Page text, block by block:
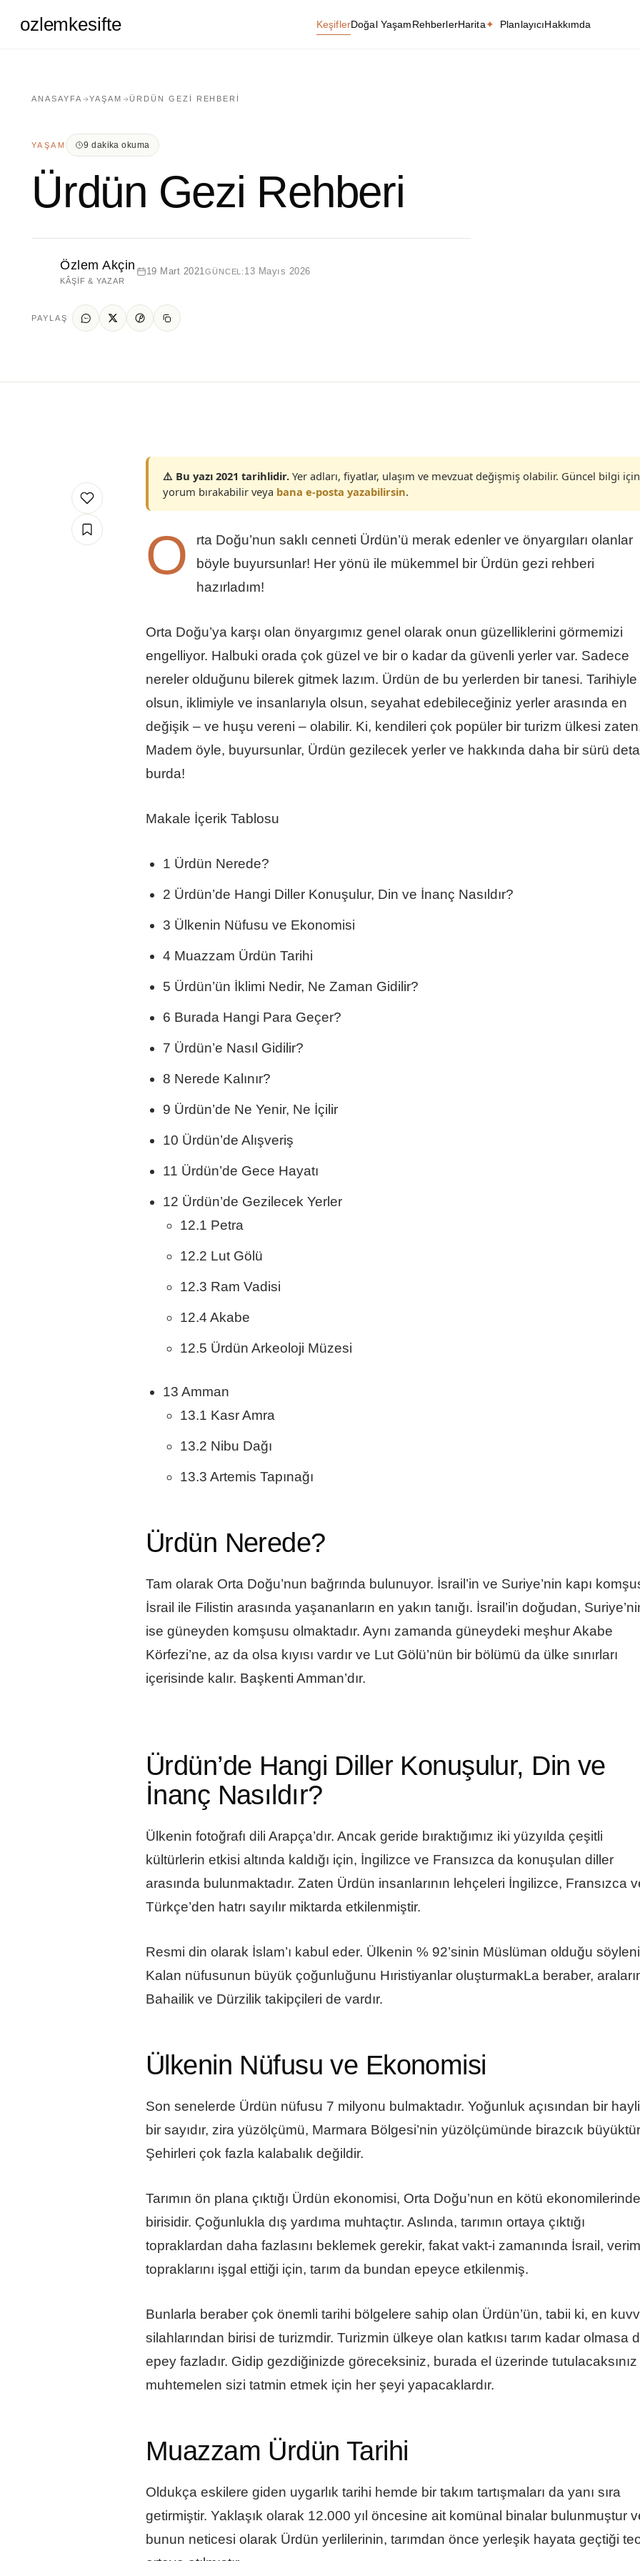
ozlemkesifte KeşiflerDoğal YaşamRehberlerHarita✦ PlanlayıcıHakkımda
ANASAYFA YAŞAM ÜRDÜN GEZI REHBERI
YAŞAM 9 dakika okuma
Ürdün Gezi Rehberi
Özlem Akçin
KÂŞIF & YAZAR
19 Mart 2021GÜNCEL: 13 Mayıs 2026
PAYLAŞ
⚠️ Bu yazı 2021 tarihlidir. Yer adları, fiyatlar, ulaşım ve mevzuat değişmiş olabilir. Güncel bilgi için
yorum bırakabilir veya bana e-posta yazabilirsin.
O
rta Doğu’nun saklı cenneti Ürdün’ü merak edenler ve önyargıları olanlar
böyle buyursunlar! Her yönü ile mükemmel bir Ürdün gezi rehberi
hazırladım!
Orta Doğu’ya karşı olan önyargımız genel olarak onun güzelliklerini görmemizi
engelliyor. Halbuki orada çok güzel ve bir o kadar da güvenli yerler var. Sadece
nereler olduğunu bilerek gitmek lazım. Ürdün de bu yerlerden bir tanesi. Tarihiyle
olsun, iklimiyle ve insanlarıyla olsun, seyahat edebileceğiniz yerler arasında en
değişik – ve huşu vereni – olabilir. Ki, kendileri çok popüler bir turizm ülkesi
Madem öyle, buyursunlar, Ürdün gezilecek yerler ve hakkında daha bir sürü
burda!
Makale İçerik Tablosu
1 Ürdün Nerede?
2 Ürdün’de Hangi Diller Konuşulur, Din ve İnanç Nasıldır?
3 Ülkenin Nüfusu ve Ekonomisi
4 Muazzam Ürdün Tarihi
5 Ürdün’ün İklimi Nedir, Ne Zaman Gidilir?
6 Burada Hangi Para Geçer?
7 Ürdün’e Nasıl Gidilir?
8 Nerede Kalınır?
9 Ürdün’de Ne Yenir, Ne İçilir
10 Ürdün’de Alışveriş
11 Ürdün’de Gece Hayatı
12 Ürdün’de Gezilecek Yerler
12.1 Petra
12.2 Lut Gölü
12.3 Ram Vadisi
12.4 Akabe
12.5 Ürdün Arkeoloji Müzesi
13 Amman
13.1 Kasr Amra
13.2 Nibu Dağı
13.3 Artemis Tapınağı
Ürdün Nerede?
Tam olarak Orta Doğu’nun bağrında bulunuyor. İsrail’in ve Suriye’nin kapı
İsrail ile Filistin arasında yaşananların en yakın tanığı. İsrail’in doğudan,
ise güneyden komşusu olmaktadır. Aynı zamanda güneydeki meşhur Akabe
Körfezi’ne, az da olsa kıyısı vardır ve Lut Gölü’nün bir bölümü da ülke sınırları
içerisinde kalır. Başkenti Amman’dır.
Ürdün’de Hangi Diller Konuşulur, Din ve
İnanç Nasıldır?
Ülkenin fotoğrafı dili Arapça’dır. Ancak geride bıraktığımız iki yüzyılda çeşitli
kültürlerin etkisi altında kaldığı için, İngilizce ve Fransızca da konuşulan diller
arasında bulunmaktadır. Zaten Ürdün insanlarının lehçeleri İngilizce, Fransızca
Türkçe’den hatrı sayılır miktarda etkilenmiştir.
Resmi din olarak İslam’ı kabul eder. Ülkenin % 92’sinin Müslüman olduğu
Kalan nüfusunun büyük çoğunluğunu Hıristiyanlar oluşturmakLa beraber,
Bahailik ve Dürzilik takipçileri de vardır.
Ülkenin Nüfusu ve Ekonomisi
Son senelerde Ürdün nüfusu 7 milyonu bulmaktadır. Yoğunluk açısından bir
bir sayıdır, zira yüzölçümü, Marmara Bölgesi’nin yüzölçümünde birazcık
Şehirleri çok fazla kalabalık değildir.
Tarımın ön plana çıktığı Ürdün ekonomisi, Orta Doğu’nun en kötü
birisidir. Çoğunlukla dış yardıma muhtaçtır. Aslında, tarımın ortaya çıktığı
topraklardan daha fazlasını beklemek gerekir, fakat vakt-i zamanında İsrail,
topraklarını işgal ettiği için, tarım da bundan epeyce etkilenmiş.
Bunlarla beraber çok önemli tarihi bölgelere sahip olan Ürdün’ün, tabii ki, en
silahlarından birisi de turizmdir. Turizmin ülkeye olan katkısı tarım kadar olmasa
epey fazladır. Gidip gezdiğinizde göreceksiniz, burada el üzerinde
muhtemelen sizi tatmin etmek için her şeyi yapacaklardır.
Muazzam Ürdün Tarihi
Oldukça eskilere giden uygarlık tarihi hemde bir takım tartışmaları da yanı sıra
getirmiştir. Yaklaşık olarak 12.000 yıl öncesine ait komünal binalar bulunmuştur
bunun neticesi olarak Ürdün yerlilerinin, tarımdan önce yerleşik hayata geçtiği